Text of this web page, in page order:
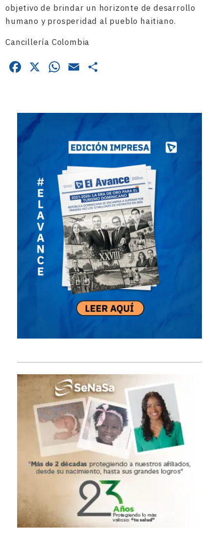
objetivo de brindar un horizonte de desarrollo
humano y prosperidad al pueblo haitiano.
Cancillería Colombia
Facebook
X WhatsApp
Email